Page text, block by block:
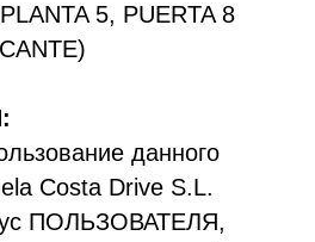
5, PUERTA 8
данного
Costa Drive S.L.
ПОЛЬЗОВАТЕЛЯ,